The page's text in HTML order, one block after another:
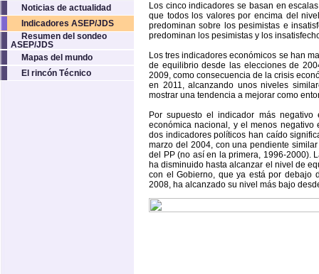
Noticias de actualidad
Indicadores ASEP/JDS
Resumen del sondeo
ASEP/JDS
Mapas del mundo
El rincón Técnico
Los cinco indicadores se basan en
que todos los valores por encima del
predominan sobre los pesimistas e
predominan los pesimistas y los
Los tres indicadores económicos se han
de equilibrio desde las elecciones de
2009, como consecuencia de la crisis
en 2011, alcanzando unos niveles
mostrar una tendencia a mejorar como
Por supuesto el indicador más
económica nacional, y el menos
dos indicadores políticos han caído
marzo del 2004, con una pendiente
del PP (no así en la primera, 1996-2000).
ha disminuido hasta alcanzar el nivel de
con el Gobierno, que ya está por debajo
2008, ha alcanzado su nivel más bajo